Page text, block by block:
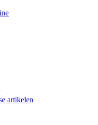
artikelen